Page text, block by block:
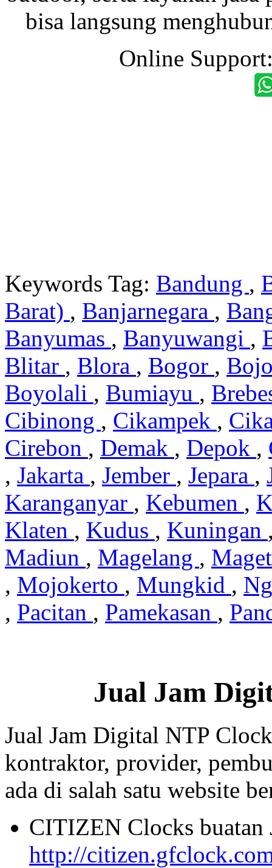
bisa langsung
Online
Keywords Tag: Bandung ,
Barat) , Banjarnegara ,
Banyumas , Banyuwangi ,
Blitar , Blora , Bogor ,
Boyolali , Bumiayu ,
Cibinong , Cikampek ,
Cirebon , Demak , Depok ,
, Jakarta , Jember , Jepara ,
Karanganyar , Kebumen ,
Klaten , Kudus , Kuningan
Madiun , Magelang ,
, Mojokerto , Mungkid ,
, Pacitan , Pamekasan ,
Jual Jam
Jual Jam Digital NTP
kontraktor, provider,
ada di salah satu website
CITIZEN Clocks buatan
http://